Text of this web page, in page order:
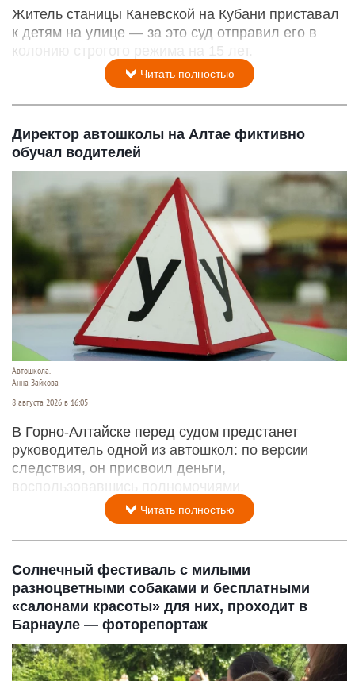
Житель станицы Каневской на Кубани приставал
к детям на улице — за это суд отправил его в
колонию строгого режима на 15 лет.
Читать полностью
Директор автошколы на Алтае фиктивно
обучал водителей
Автошкола.
Анна Зайкова
8 августа 2026 в 16:05
В Горно-Алтайске перед судом предстанет
руководитель одной из автошкол: по версии
следствия, он присвоил деньги,
воспользовавшись полномочиями.
Читать полностью
Солнечный фестиваль с милыми
разноцветными собаками и бесплатными
«салонами красоты» для них, проходит в
Барнауле — фоторепортаж